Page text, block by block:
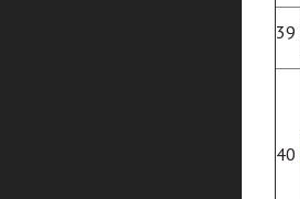
39
40